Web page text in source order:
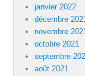
janvier 2022
décembre
novembre
octobre 2021
septembre
août 2021